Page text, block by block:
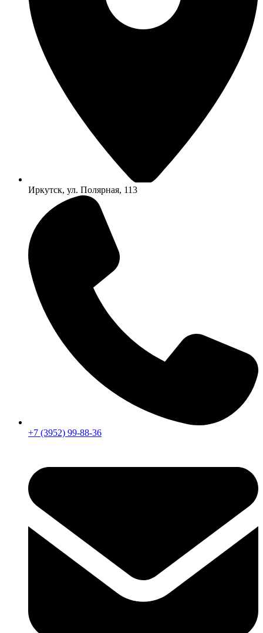
Иркутск, ул. Полярная, 113
+7 (3952) 99-88-36